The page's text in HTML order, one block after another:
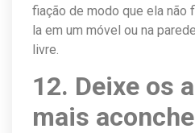
fiação de modo que ela não
la em um móvel ou na
livre.
12. Deixe os
mais